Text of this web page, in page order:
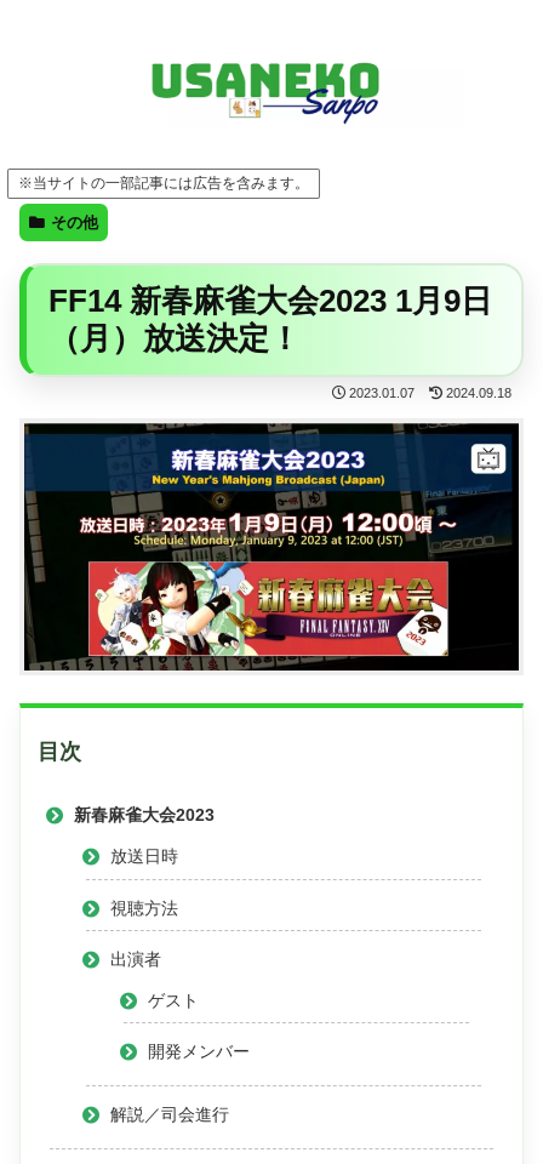
※当サイトの一部記事には広告を含みます。
その他
FF14 新春麻雀大会2023 1月9日
（月）放送決定！
2023.01.07 2024.09.18
目次
新春麻雀大会2023
放送日時
視聴方法
出演者
ゲスト
開発メンバー
解説／司会進行